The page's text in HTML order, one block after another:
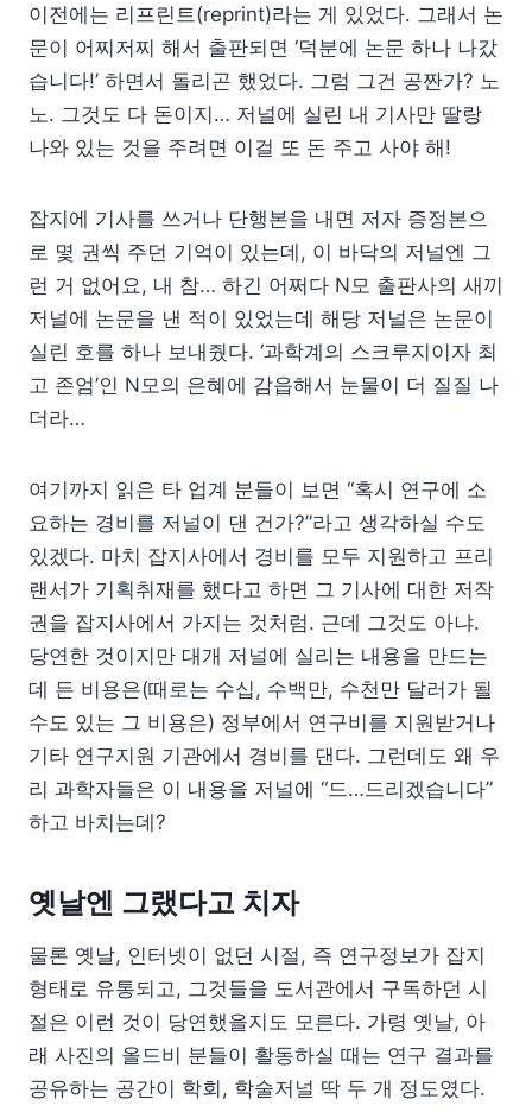
이전에는 리프린트(reprint)라는 게 있었다. 그래서 논
문이 어찌저찌 해서 출판되면 ‘덕분에 논문 하나 나갔
습니다!’ 하면서 돌리곤 했었다. 그럼 그건 공짠가? 노
노. 그것도 다 돈이지… 저널에 실린 내 기사만 딸랑
나와 있는 것을 주려면 이걸 또 돈 주고 사야 해!
잡지에 기사를 쓰거나 단행본을 내면 저자 증정본으
로 몇 권씩 주던 기억이 있는데, 이 바닥의 저널엔 그
런 거 없어요, 내 참… 하긴 어쩌다 N모 출판사의 새끼
저널에 논문을 낸 적이 있었는데 해당 저널은 논문이
실린 호를 하나 보내줬다. ‘과학계의 스크루지이자 최
고 존엄’인 N모의 은혜에 감읍해서 눈물이 더 질질 나
더라…
여기까지 읽은 타 업계 분들이 보면 “혹시 연구에 소
요하는 경비를 저널이 댄 건가?”라고 생각하실 수도
있겠다. 마치 잡지사에서 경비를 모두 지원하고 프리
랜서가 기획취재를 했다고 하면 그 기사에 대한 저작
권을 잡지사에서 가지는 것처럼. 근데 그것도 아냐.
당연한 것이지만 대개 저널에 실리는 내용을 만드는
데 든 비용은(때로는 수십, 수백만, 수천만 달러가 될
수도 있는 그 비용은) 정부에서 연구비를 지원받거나
기타 연구지원 기관에서 경비를 댄다. 그런데도 왜 우
리 과학자들은 이 내용을 저널에 “드…드리겠습니다”
하고 바치는데?
옛날엔 그랬다고 치자
물론 옛날, 인터넷이 없던 시절, 즉 연구정보가 잡지
형태로 유통되고, 그것들을 도서관에서 구독하던 시
절은 이런 것이 당연했을지도 모른다. 가령 옛날, 아
래 사진의 올드비 분들이 활동하실 때는 연구 결과를
공유하는 공간이 학회, 학술저널 딱 두 개 정도였다.